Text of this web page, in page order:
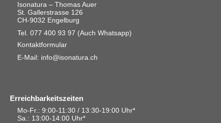
Isonatura – Thomas Auer
St. Gallerstrasse 126
CH-9032 Engelburg
Tel. 077 400 93 97 (Auch Whatsapp)
Kontaktformular
E-Mail: info@isonatura.ch
Erreichbarkeitszeiten
Mo-Fr.: 9:00-11:30 / 13:30-19:00 Uhr*
Sa.: 13:00-14:00 Uhr*